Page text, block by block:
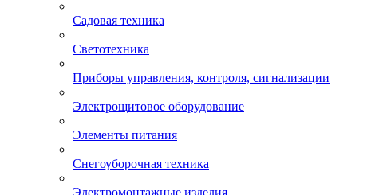
Садовая техника
Светотехника
Приборы управления, контроля, сигнализации
Электрощитовое оборудование
Элементы питания
Снегоуборочная техника
Электромонтажные изделия